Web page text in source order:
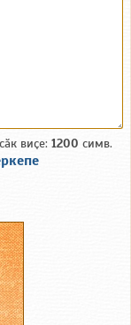
виҫе: 1200 симв.